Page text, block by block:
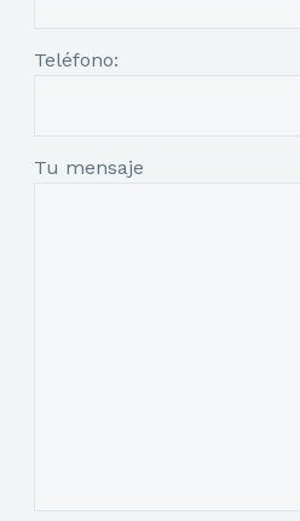
Teléfono:
Tu mensaje